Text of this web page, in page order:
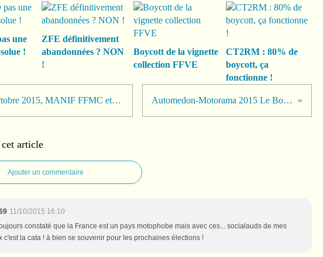
une
!
ZFE définitivement
abandonnées ? NON
!
Boycott de la vignette
collection FFVE
CT2RM : 80% de
boycott, ça
fonctionne !
Le 10 octobre 2015, MANIF FFMC et FFM Automedon-Motorama 2015 Le Bourget
article
Ajouter un commentaire
11/10/2015 16:10
constaté que la France est un pays motophobe mais avec ces... socialauds de mes
c'est la cata ! à bien se souvenir pour les prochaines élections !